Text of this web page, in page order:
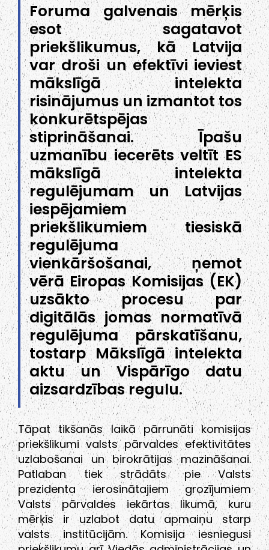
Foruma galvenais mērķis
esot sagatavot
priekšlikumus, kā Latvija
var droši un efektīvi ieviest
mākslīgā intelekta
risinājumus un izmantot tos
konkurētspējas
stiprināšanai. Īpašu
uzmanību iecerēts veltīt ES
mākslīgā intelekta
regulējumam un Latvijas
iespējamiem
priekšlikumiem tiesiskā
regulējuma
vienkāršošanai, ņemot
vērā Eiropas Komisijas (EK)
uzsākto procesu par
digitālās jomas normatīvā
regulējuma pārskatīšanu,
tostarp Mākslīgā intelekta
aktu un Vispārīgo datu
aizsardzības regulu.
Tāpat tikšanās laikā pārrunāti komisijas
priekšlikumi valsts pārvaldes efektivitātes
uzlabošanai un birokrātijas mazināšanai.
Patlaban tiek strādāts pie Valsts
prezidenta ierosinātajiem grozījumiem
Valsts pārvaldes iekārtas likumā, kuru
mērķis ir uzlabot datu apmaiņu starp
valsts institūcijām. Komisija iesniegusi